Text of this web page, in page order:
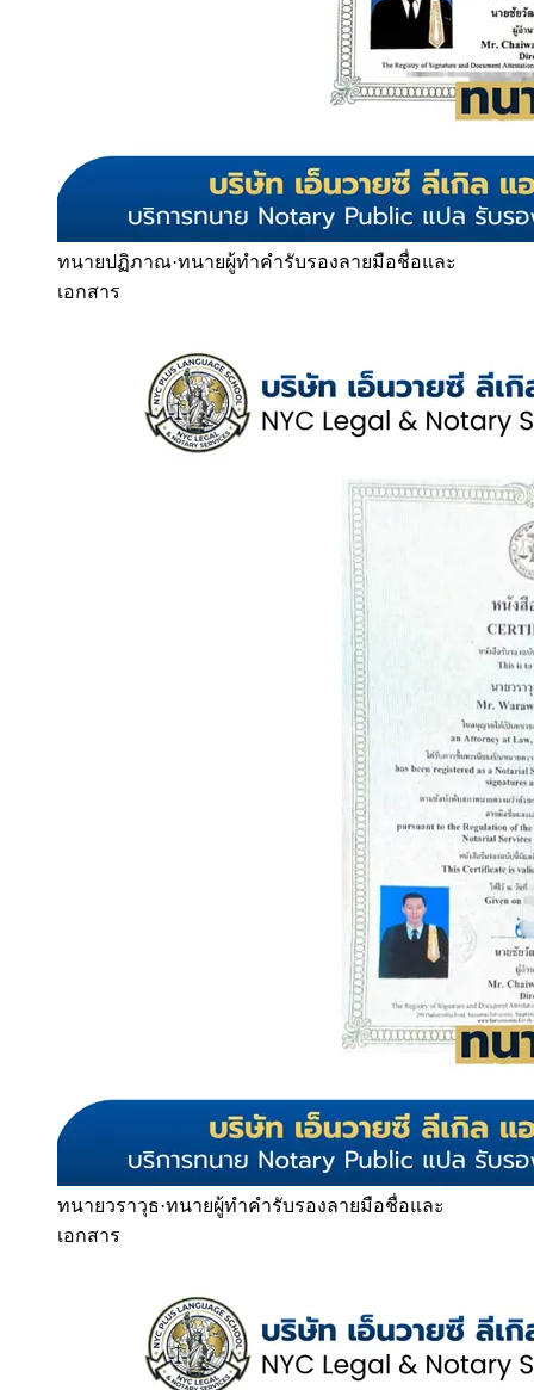
ทนายปฏิภาณ·ทนายผู้ทำคำรับรองลายมือชื่อและ
เอกสาร
ทนายวราวุธ·ทนายผู้ทำคำรับรองลายมือชื่อและ
เอกสาร